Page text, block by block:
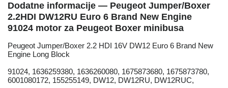
Dodatne informacije — Peugeot Jumper/Boxer
2.2HDI DW12RU Euro 6 Brand New Engine
91024 motor za Peugeot Boxer minibusa
Peugeot Jumper/Boxer 2.2 HDI 16V DW12 Euro 6 Brand New
Engine Long Block
91024, 1636259380, 1636260080, 1675873680, 1675873780,
6001080172, 155255149, DW12, DW12RU, DW12RUC,